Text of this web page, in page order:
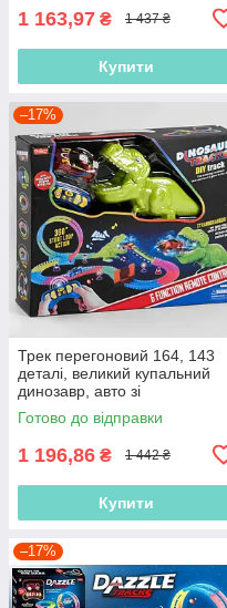
1 163,97 ₴ 1 437 ₴
Купити
–17%
Трек перегоновий 164, 143
деталі, великий купальний
динозавр, авто зі
світлодіодами, розвідний міст
Готово до відправки
1 196,86 ₴ 1 442 ₴
Купити
–17%